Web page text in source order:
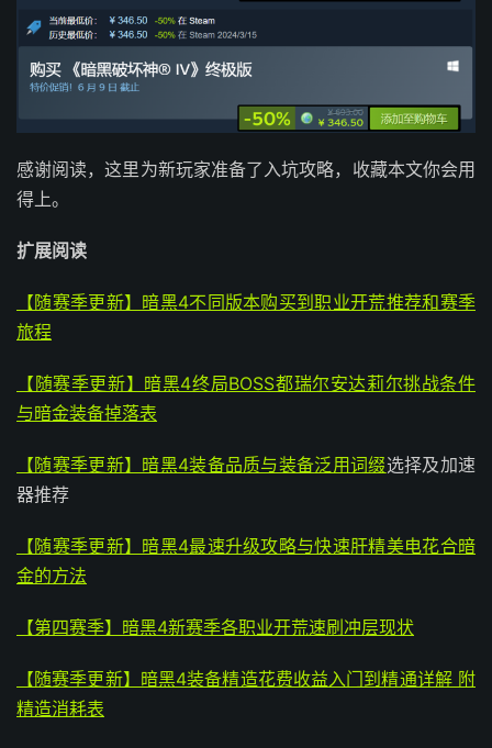
感谢阅读，这里为新玩家准备了入坑攻略，收藏本文你会用
得上。
扩展阅读
【随赛季更新】暗黑4不同版本购买到职业开荒推荐和赛季
旅程
【随赛季更新】暗黑4终局BOSS都瑞尔安达莉尔挑战条件
与暗金装备掉落表
【随赛季更新】暗黑4装备品质与装备泛用词缀选择及加速
器推荐
【随赛季更新】暗黑4最速升级攻略与快速肝精美电花合暗
金的方法
【第四赛季】暗黑4新赛季各职业开荒速刷冲层现状
【随赛季更新】暗黑4装备精造花费收益入门到精通详解 附
精造消耗表